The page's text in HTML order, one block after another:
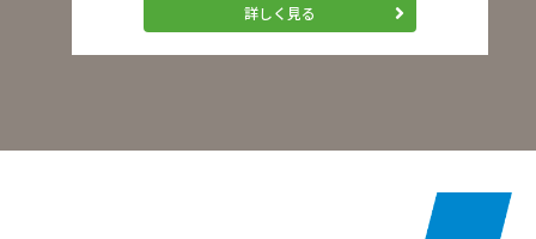
詳しく見る